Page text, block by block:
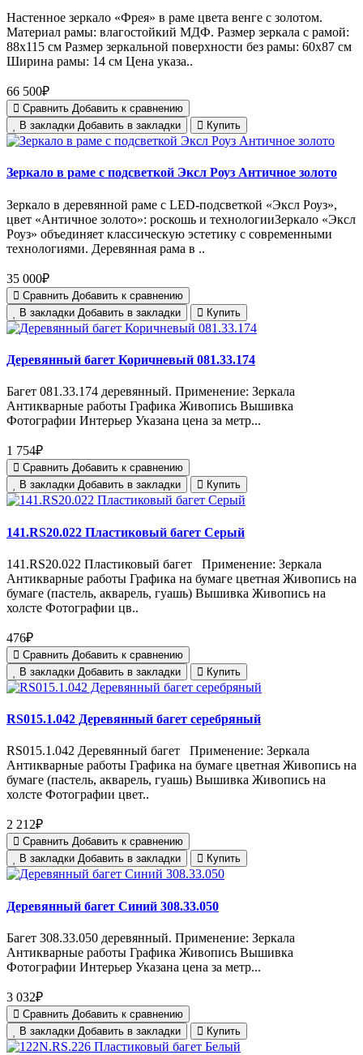
Настенное зеркало «Фрея» в раме цвета венге с золотом.
Материал рамы: влагостойкий МДФ. Размер зеркала с рамой:
88х115 см Размер зеркальной поверхности без рамы: 60х87 см
Ширина рамы: 14 см Цена указа..
66 500₽
Сравнить Добавить к сравнению
В закладки Добавить в закладки Купить
Зеркало в раме с подсветкой Эксл Роуз Античное золото
Зеркало в деревянной раме с LED‑подсветкой «Эксл Роуз»,
цвет «Античное золото»: роскошь и технологииЗеркало «Эксл
Роуз» объединяет классическую эстетику с современными
технологиями. Деревянная рама в ..
35 000₽
Сравнить Добавить к сравнению
В закладки Добавить в закладки Купить
Деревянный багет Коричневый 081.33.174
Багет 081.33.174 деревянный. Применение: Зеркала
Антикварные работы Графика Живопись Вышивка
Фотографии Интерьер Указана цена за метр...
1 754₽
Сравнить Добавить к сравнению
В закладки Добавить в закладки Купить
141.RS20.022 Пластиковый багет Серый
141.RS20.022 Пластиковый багет Применение: Зеркала
Антикварные работы Графика на бумаге цветная Живопись на
бумаге (пастель, акварель, гуашь) Вышивка Живопись на
холсте Фотографии цв..
476₽
Сравнить Добавить к сравнению
В закладки Добавить в закладки Купить
RS015.1.042 Деревянный багет серебряный
RS015.1.042 Деревянный багет Применение: Зеркала
Антикварные работы Графика на бумаге цветная Живопись на
бумаге (пастель, акварель, гуашь) Вышивка Живопись на
холсте Фотографии цвет..
2 212₽
Сравнить Добавить к сравнению
В закладки Добавить в закладки Купить
Деревянный багет Синий 308.33.050
Багет 308.33.050 деревянный. Применение: Зеркала
Антикварные работы Графика Живопись Вышивка
Фотографии Интерьер Указана цена за метр...
3 032₽
Сравнить Добавить к сравнению
В закладки Добавить в закладки Купить